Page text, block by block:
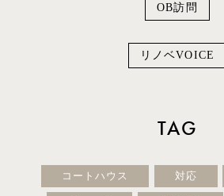
OB訪問
リノベVOICE
TAG
コートハウス 対応